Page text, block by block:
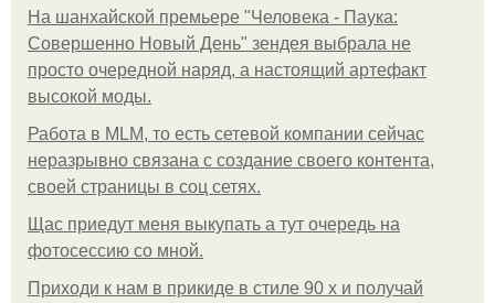
На шанхайской премьере "Человека - Паука:
Совершенно Новый День" зендея выбрала не
просто очередной наряд, а настоящий артефакт
высокой моды.
Работа в MLM, то есть сетевой компании сейчас
неразрывно связана с создание своего контента,
своей страницы в соц сетях.
Щас приедут меня выкупать а тут очередь на
фотосессию со мной.
Приходи к нам в прикиде в стиле 90 х и получай